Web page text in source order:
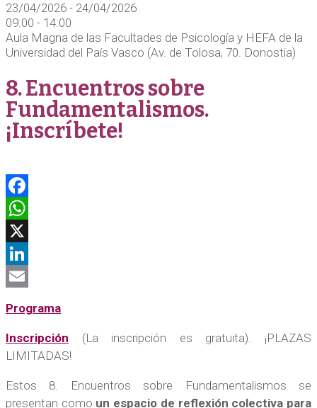
23/04/2026 - 24/04/2026
09:00 - 14:00
Aula Magna de las Facultades de Psicología y HEFA de la
Universidad del País Vasco (Av. de Tolosa, 70. Donostia)
8. Encuentros sobre
Fundamentalismos.
¡Inscríbete!
Facebook
WhatsApp
X
LinkedIn
Programa
Inscripción (La inscripción es gratuita). ¡PLAZAS
LIMITADAS!
Estos 8. Encuentros sobre Fundamentalismos se
presentan como un espacio de reflexión colectiva para